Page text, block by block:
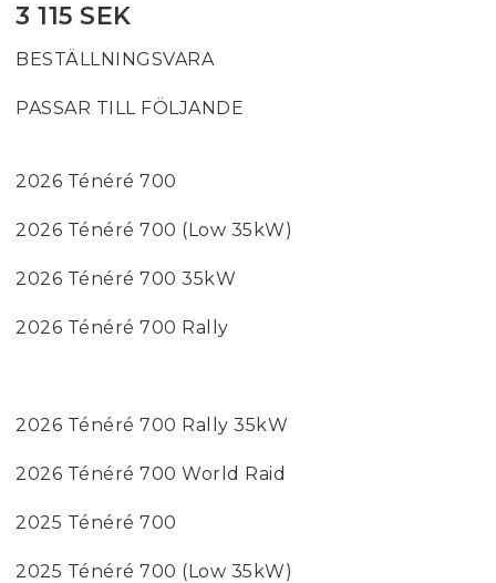
3 115 SEK
BESTÄLLNINGSVARA
PASSAR TILL FÖLJANDE
2026 Ténéré 700
2026 Ténéré 700 (Low 35kW)
2026 Ténéré 700 35kW
2026 Ténéré 700 Rally
2026 Ténéré 700 Rally 35kW
2026 Ténéré 700 World Raid
2025 Ténéré 700
2025 Ténéré 700 (Low 35kW)